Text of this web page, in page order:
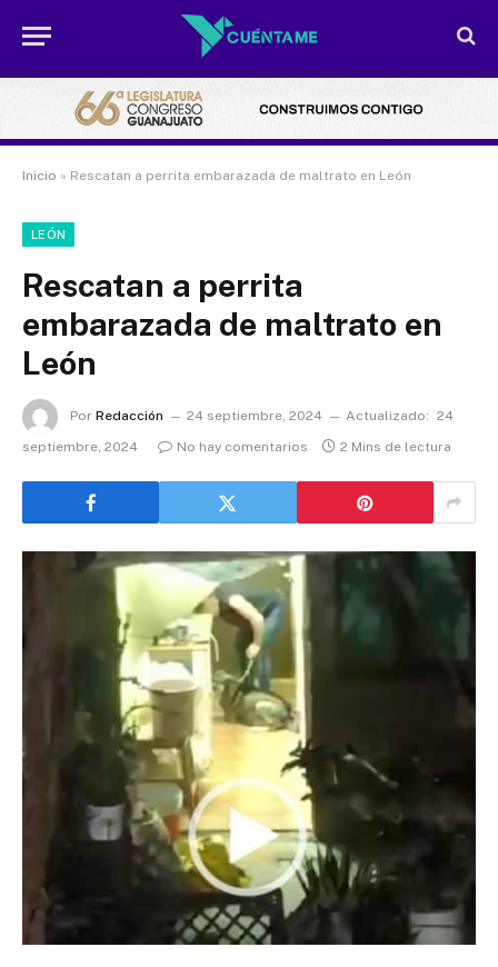
Inicio » Rescatan a perrita embarazada de maltrato en León
LEÓN
Rescatan a perrita
embarazada de maltrato en
León
Por Redacción 24 septiembre, 2024 Actualizado: 24
septiembre, 2024
No hay comentarios 2 Mins de lectura